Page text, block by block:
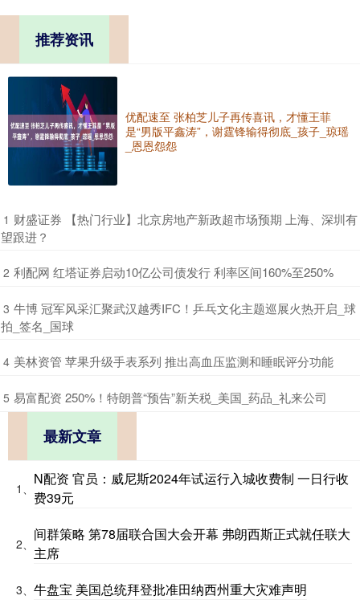
推荐资讯
优配速至 张柏芝儿子再传喜讯，才懂王菲
是“男版平鑫涛”，谢霆锋输得彻底_孩子_琼瑶
_恩恩怨怨
1 ​财盛证券 【热门行业】北京房地产新政超市场预期 上海、深圳有
望跟进？
2 ​利配网 红塔证券启动10亿公司债发行 利率区间160%至250%
3 ​牛博 冠军风采汇聚武汉越秀IFC！乒乓文化主题巡展火热开启_球
拍_签名_国球
4 ​美林资管 苹果升级手表系列 推出高血压监测和睡眠评分功能
5 ​易富配资 250%！特朗普“预告”新关税_美国_药品_礼来公司
最新文章
1、
N配资 官员：威尼斯2024年试运行入城收费制 一日行收
费39元
2、
间群策略 第78届联合国大会开幕 弗朗西斯正式就任联大
主席
3、 牛盘宝 美国总统拜登批准田纳西州重大灾难声明